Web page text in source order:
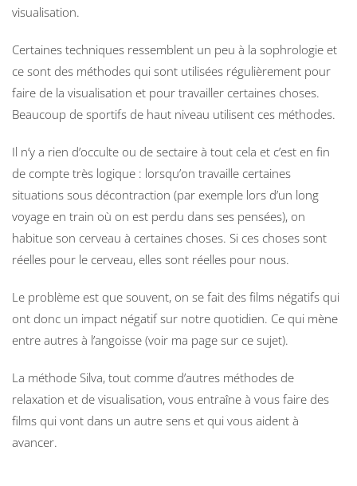
visualisation.
Certaines techniques ressemblent un peu à la sophrologie et
ce sont des méthodes qui sont utilisées régulièrement pour
faire de la visualisation et pour travailler certaines choses.
Beaucoup de sportifs de haut niveau utilisent ces méthodes.
Il n’y a rien d’occulte ou de sectaire à tout cela et c’est en fin
de compte très logique : lorsqu’on travaille certaines
situations sous décontraction (par exemple lors d’un long
voyage en train où on est perdu dans ses pensées), on
habitue son cerveau à certaines choses. Si ces choses sont
réelles pour le cerveau, elles sont réelles pour nous.
Le problème est que souvent, on se fait des films négatifs qui
ont donc un impact négatif sur notre quotidien. Ce qui mène
entre autres à l’angoisse (voir ma page sur ce sujet).
La méthode Silva, tout comme d’autres méthodes de
relaxation et de visualisation, vous entraîne à vous faire des
films qui vont dans un autre sens et qui vous aident à
avancer.